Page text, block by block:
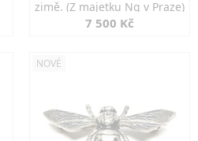
zimě. (Z majetku Ng v Praze)
7 500 Kč
NOVÉ